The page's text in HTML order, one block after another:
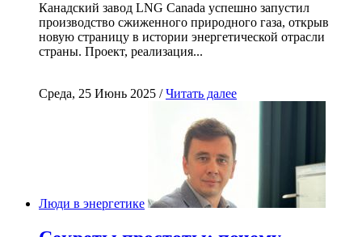
Канадский завод LNG Canada успешно запустил
производство сжиженного природного газа, открыв
новую страницу в истории энергетической отрасли
страны. Проект, реализация...
Среда, 25 Июнь 2025 /Читать далее
Люди в энергетике